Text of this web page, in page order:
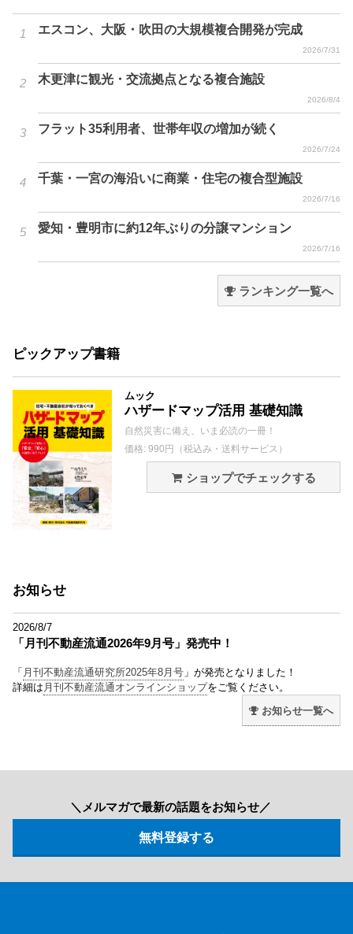
エスコン、大阪・吹田の大規模複合開発が完成
2026/7/31
木更津に観光・交流拠点となる複合施設
2026/8/4
フラット35利用者、世帯年収の増加が続く
2026/7/24
千葉・一宮の海沿いに商業・住宅の複合型施設
2026/7/16
愛知・豊明市に約12年ぶりの分譲マンション
2026/7/16
ランキング一覧へ
ピックアップ書籍
ムック
ハザードマップ活用 基礎知識
自然災害に備え、いま必読の一冊！
価格: 990円（税込み・送料サービス）
ショップでチェックする
お知らせ
2026/8/7
「月刊不動産流通2026年9月号」発売中！
「 月刊不動産流通研究所2025年8月号 」が発売となりました！
詳細は 月刊不動産流通オンラインショップをご覧ください。
お知らせ一覧へ
＼メルマガで最新の話題をお知らせ／